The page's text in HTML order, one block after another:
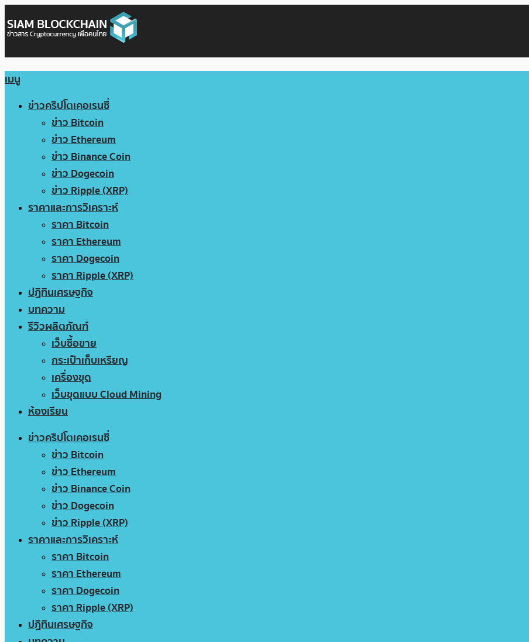
เมนู
ข่าวคริปโตเคอเรนซี่
ข่าว Bitcoin
ข่าว Ethereum
ข่าว Binance Coin
ข่าว Dogecoin
ข่าว Ripple (XRP)
ราคาและการวิเคราะห์
ราคา Bitcoin
ราคา Ethereum
ราคา Dogecoin
ราคา Ripple (XRP)
ปฏิทินเศรษฐกิจ
บทความ
รีวิวผลิตภัณฑ์
เว็บซื้อขาย
กระเป๋าเก็บเหรียญ
เครื่องขุด
เว็บขุดแบบ Cloud Mining
ห้องเรียน
ข่าวคริปโตเคอเรนซี่
ข่าว Bitcoin
ข่าว Ethereum
ข่าว Binance Coin
ข่าว Dogecoin
ข่าว Ripple (XRP)
ราคาและการวิเคราะห์
ราคา Bitcoin
ราคา Ethereum
ราคา Dogecoin
ราคา Ripple (XRP)
ปฏิทินเศรษฐกิจ